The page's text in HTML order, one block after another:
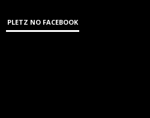
PLETZ NO FACEBOOK